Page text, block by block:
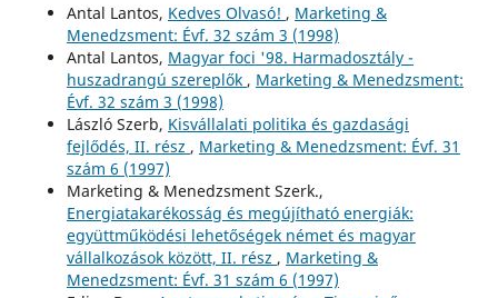
Antal Lantos, Kedves Olvasó! , Marketing &
Menedzsment: Évf. 32 szám 3 (1998)
Antal Lantos, Magyar foci '98. Harmadosztály -
huszadrangú szereplők , Marketing & Menedzsment:
Évf. 32 szám 3 (1998)
László Szerb, Kisvállalati politika és gazdasági
fejlődés, II. rész , Marketing & Menedzsment: Évf. 31
szám 6 (1997)
Marketing & Menedzsment Szerk.,
Energiatakarékosság és megújítható energiák:
együttműködési lehetőségek német és magyar
vállalkozások között, II. rész , Marketing &
Menedzsment: Évf. 31 szám 6 (1997)